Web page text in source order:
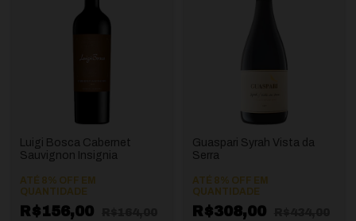
Luigi Bosca Cabernet
Sauvignon Insignia
ATÉ 8% OFF EM
QUANTIDADE
R$156,00
Guaspari Syrah Vista da
Serra
ATÉ 8% OFF EM
QUANTIDADE
R$308,00